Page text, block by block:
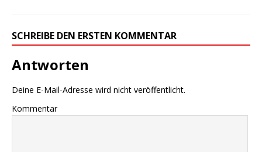
SCHREIBE DEN ERSTEN KOMMENTAR
Antworten
Deine E-Mail-Adresse wird nicht veröffentlicht.
Kommentar